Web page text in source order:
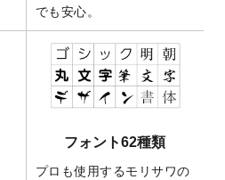
年の年賀状デザインテンプレート
しました。
・寒中見舞いのデザインテンプ
開いたしました。
以上の写真やイラスト素材が無料
プリントのデザインテンプレー
たしました。
でも安心。
フォント62種類
プロも使用するモリサワの